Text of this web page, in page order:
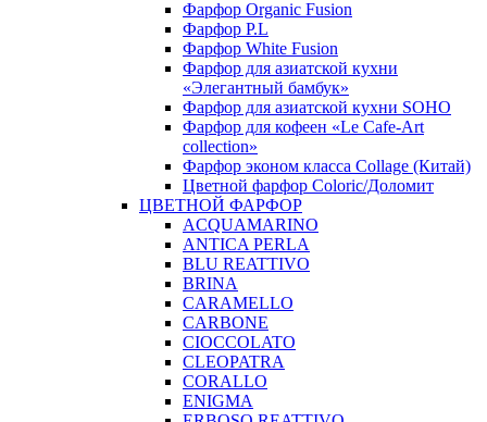
Фарфор Organic Fusion
Фарфор P.L
Фарфор White Fusion
Фарфор для азиатской кухни
«Элегантный бамбук»
Фарфор для азиатской кухни SOHO
Фарфор для кофеен «Le Cafe-Art
collection»
Фарфор эконом класса Collage (Китай)
Цветной фарфор Coloric/Доломит
ЦВЕТНОЙ ФАРФОР
ACQUAMARINO
ANTICA PERLA
BLU REATTIVO
BRINA
CARAMELLO
CARBONE
CIOCCOLATO
CLEOPATRA
CORALLO
ENIGMA